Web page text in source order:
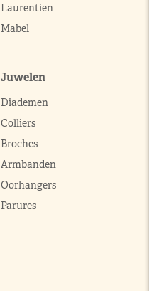
Laurentien
Mabel
Juwelen
Diademen
Colliers
Broches
Armbanden
Oorhangers
Parures